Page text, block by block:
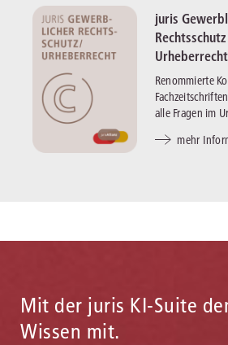
juris
Urheberrecht
Renommierte
alle Fragen im
mehr
Mit der juris KI-Suite
Wissen mit.